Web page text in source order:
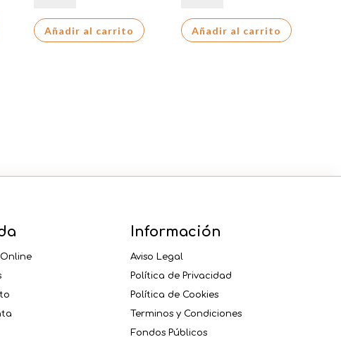
SECOS
Añadir al carrito
XXLAñadir al carrito
Información
Aviso Legal
Política de Privacidad
Política de Cookies
Terminos y Condiciones
Fondos Públicos